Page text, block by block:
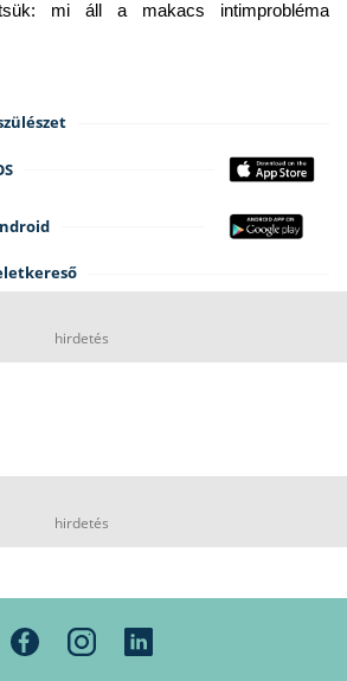
mi áll a makacs intimprobléma
hirdetés
hirdetés